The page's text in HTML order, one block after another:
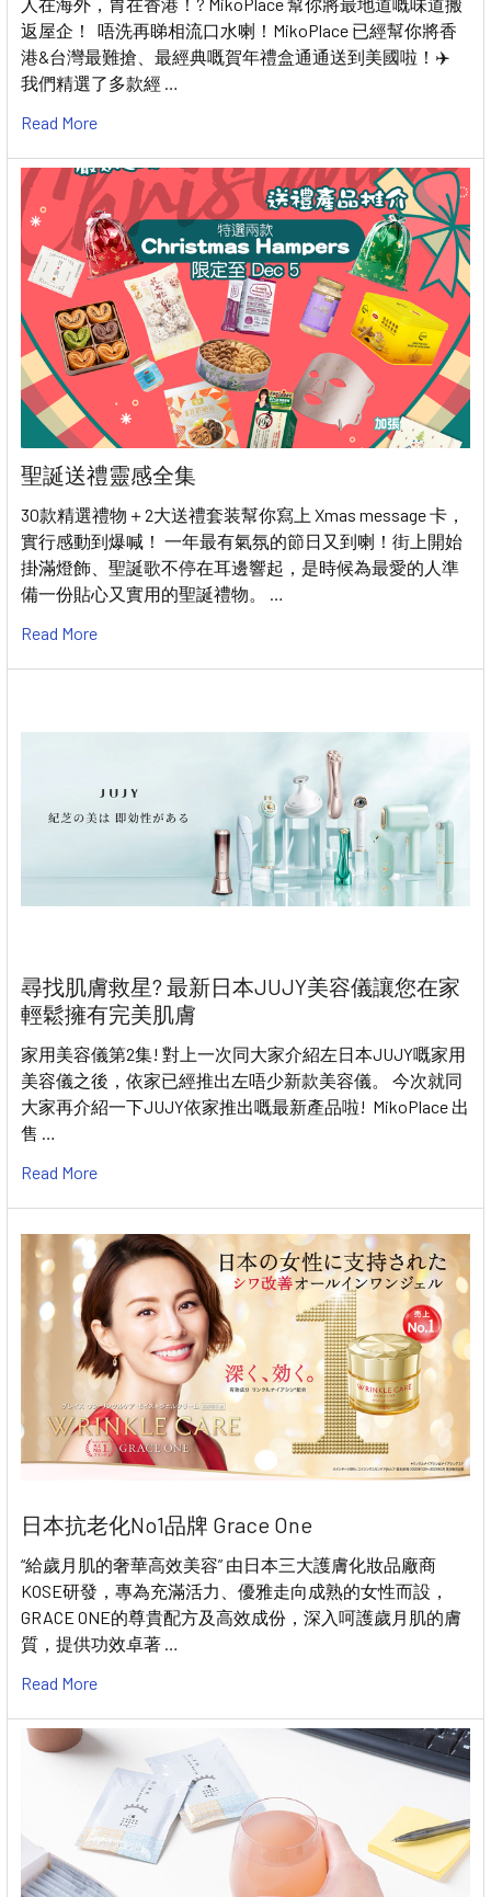
返屋企！ 唔洗再睇相流口水喇！MikoPlace 已經幫你將香
港&台灣最難搶、最經典嘅賀年禮盒通通送到美國啦！✈️
我們精選了多款經 …
Read More
聖誕送禮靈感全集
30款精選禮物＋2大送禮套装幫你寫上 Xmas message 卡，
實行感動到爆喊！ 一年最有氣氛的節日又到喇！街上開始
掛滿燈飾、聖誕歌不停在耳邊響起，是時候為最愛的人準
備一份貼心又實用的聖誕禮物。 …
Read More
尋找肌膚救星? 最新日本JUJY美容儀讓您在家
輕鬆擁有完美肌膚
家用美容儀第2集! 對上一次同大家介紹左日本JUJY嘅家用
美容儀之後，依家已經推出左唔少新款美容儀。 今次就同
大家再介紹一下JUJY依家推出嘅最新產品啦! MikoPlace 出
售 …
Read More
日本抗老化No1品牌 Grace One
“給歲月肌的奢華高效美容” 由日本三大護膚化妝品廠商
KOSE研發，專為充滿活力、優雅走向成熟的女性而設，
GRACE ONE的尊貴配方及高效成份，深入呵護歲月肌的膚
質，提供功效卓著 …
Read More